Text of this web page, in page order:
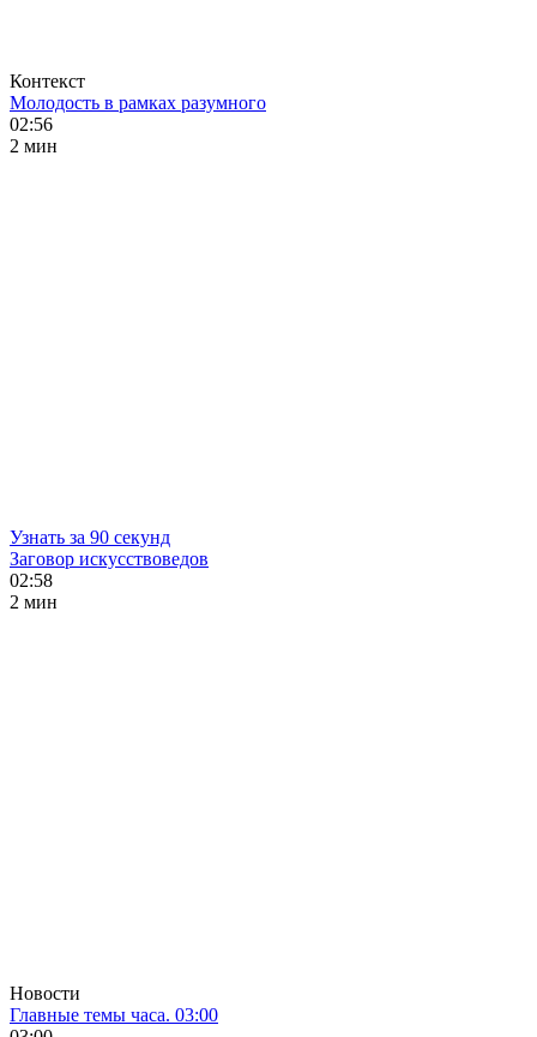
Контекст
Молодость в рамках разумного
02:56
2 мин
Узнать за 90 секунд
Заговор искусствоведов
02:58
2 мин
Новости
Главные темы часа. 03:00